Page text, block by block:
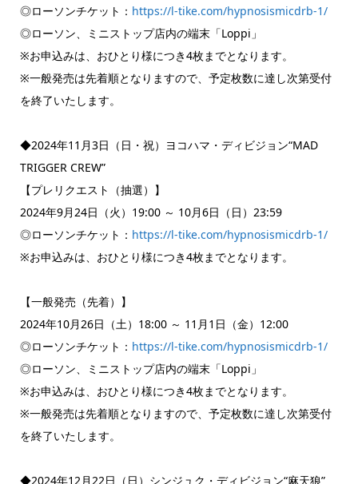
◎ローソンチケット： https://l-tike.com/hypnosismicdrb-1/
◎ローソン、ミニストップ店内の端末「Loppi」
※お申込みは、おひとり様につき4枚までとなります。
※一般発売は先着順となりますので、予定枚数に達し次第受付
を終了いたします。
◆2024年11月3日（日・祝）ヨコハマ・ディビジョン“MAD
TRIGGER CREW”
【プレリクエスト（抽選）】
2024年9月24日（火）19:00 ～ 10月6日（日）23:59
◎ローソンチケット： https://l-tike.com/hypnosismicdrb-1/
※お申込みは、おひとり様につき4枚までとなります。
【一般発売（先着）】
2024年10月26日（土）18:00 ～ 11月1日（金）12:00
◎ローソンチケット： https://l-tike.com/hypnosismicdrb-1/
◎ローソン、ミニストップ店内の端末「Loppi」
※お申込みは、おひとり様につき4枚までとなります。
※一般発売は先着順となりますので、予定枚数に達し次第受付
を終了いたします。
◆2024年12月22日（日）シンジュク・ディビジョン“麻天狼”